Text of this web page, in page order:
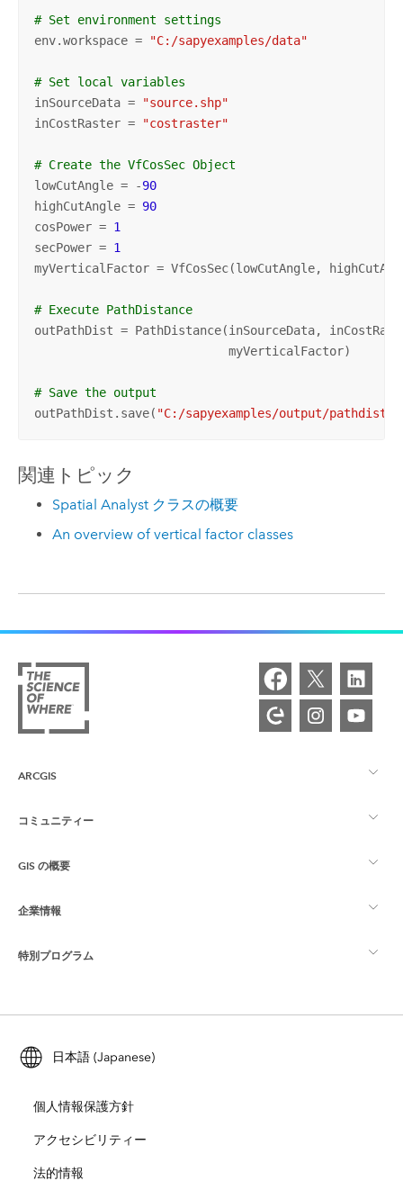
# Set environment settings
env.workspace =
"C:/sapyexamples/data"
# Set local variables
inSourceData =
"source.shp"
inCostRaster =
"costraster"
# Create the VfCosSec Object
lowCutAngle = -90
highCutAngle = 90
cosPower = 1
secPower = 1
myVerticalFactor = VfCosSec(lowCutAngle,
# Execute PathDistance
outPathDist = PathDistance(inSourceData,
                           myVerticalFactor)
# Save the output
outPathDist.save( "C:/sapyexamples/output/
関連トピック
Spatial Analyst クラスの概要
An overview of vertical factor classes
ARCGIS
ArcGIS の概要
マッピング
Esri ストア
コミュニティー
Esri Community
ArcGIS ブログ
ユーザー調査およびテスト
Esri Young Professionals Network
GIS の概要
GIS とは
ロケーション インテリジェンス
トレーニング
ArcUser
ArcNews
ArcWatch
企業情報
Esri について
採用情報
オープンビジョン
特別プログラム
ArcGIS for Student Use
自然保護
日本語 (Japanese)
個人情報保護方針
アクセシビリティー
法的情報